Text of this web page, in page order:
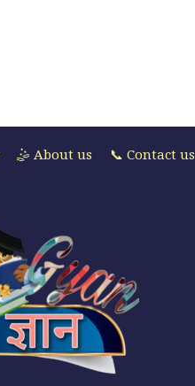
🤹 About us 📞 Contact us